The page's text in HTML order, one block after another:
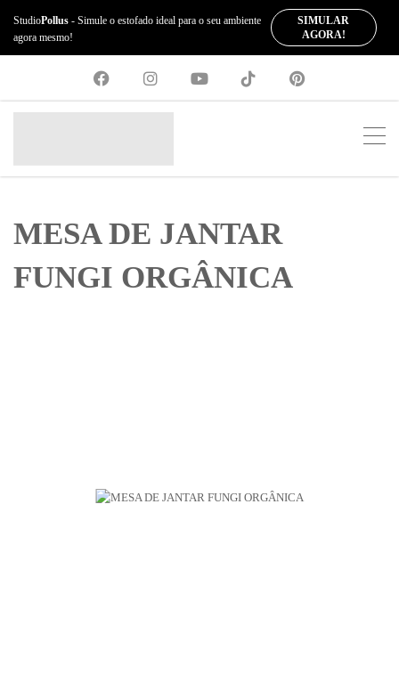
StudioPollus - Simule o estofado ideal para o seu ambiente
agora mesmo!
SIMULAR
AGORA!
MESA DE JANTAR
FUNGI ORGÂNICA